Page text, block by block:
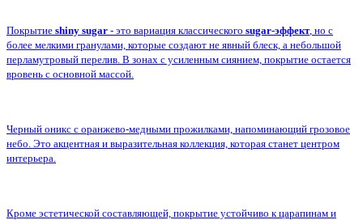
Покрытие shiny sugar - это вариация классического sugar-эффект, но с
более мелкими гранулами, которые создают не явный блеск, а небольшой
перламутровый перелив. В зонах с усиленным сиянием, покрытие остается
вровень с основной массой.
Черный оникс с оранжево-медными прожилками, напоминающий грозовое
небо. Это акцентная и выразительная коллекция, которая станет центром
интерьера.
Кроме эстетической составляющей, покрытие устойчиво к царапинам и